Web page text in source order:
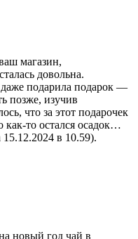
магазин,
довольна.
подарила подарок —
позже, изучив
что за этот подарочек
то остался осадок…
в 10.59).
новый год чай в